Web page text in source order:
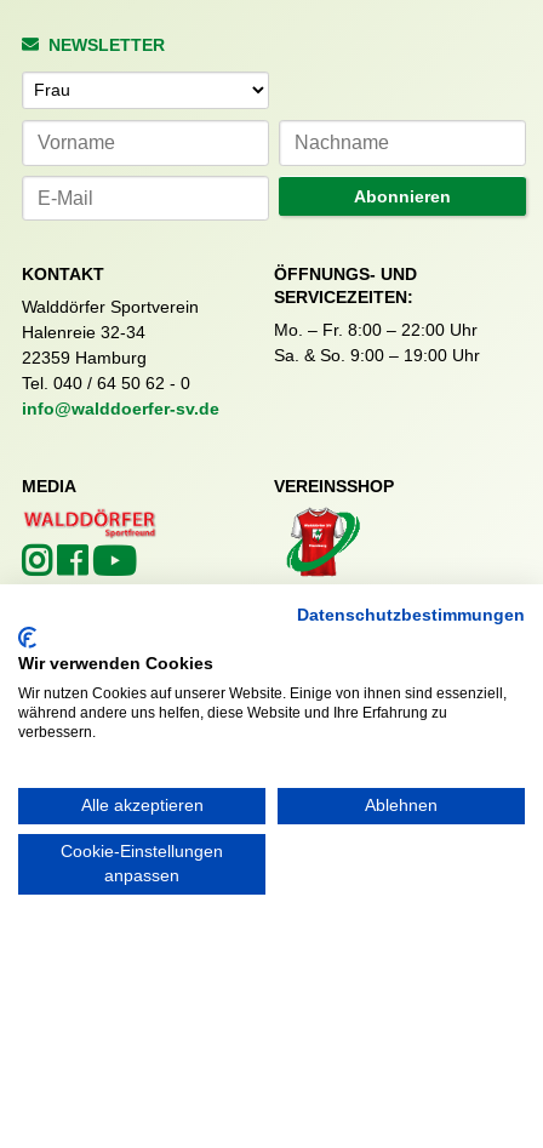
NEWSLETTER
Anrede
Abonnieren
KONTAKT
Walddörfer Sportverein
Halenreie 32-34
22359 Hamburg
Tel. 040 / 64 50 62 - 0
info@walddoerfer-sv.de
ÖFFNUNGS- UND
SERVICEZEITEN:
Mo. – Fr. 8:00 – 22:00 Uhr
Sa. & So. 9:00 – 19:00 Uhr
MEDIA VEREINSSHOP
RECHTLICHES
Impressum
Datenschutzerklärung
Ausgezeichnet mit:
Datenschutzbestimmungen
Wir verwenden Cookies
Wir nutzen Cookies auf unserer Website. Einige von ihnen sind essenziell,
während andere uns helfen, diese Website und Ihre Erfahrung zu
verbessern.
Alle akzeptieren Ablehnen
Cookie-Einstellungen
anpassen